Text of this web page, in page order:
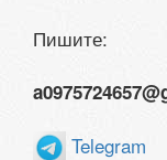
Пишите:
Telegram